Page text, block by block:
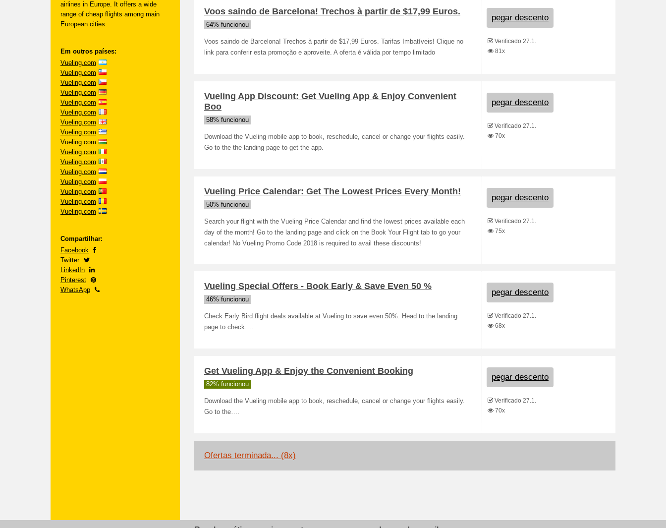
airlines in Europe. It offers a wide
range of cheap flights among main
European cities.
Em outros países:
Vueling.com
Vueling.com
Vueling.com
Vueling.com
Vueling.com
Vueling.com
Vueling.com
Vueling.com
Vueling.com
Vueling.com
Vueling.com
Vueling.com
Vueling.com
Vueling.com
Vueling.com
Vueling.com
Compartilhar:
Facebook
Twitter
LinkedIn
Pinterest
WhatsApp
Voos saindo de Barcelona! Trechos à partir de $17,99 Euros.
64% funcionou
Voos saindo de Barcelona! Trechos à partir de $17,99 Euros. Tarifas Imbatíveis! Clique no
link para conferir esta promoção e aproveite. A oferta é válida por tempo limitado
pegar descento
Verificado 27.1.
81x
Vueling App Discount: Get Vueling App & Enjoy Convenient
Boo
58% funcionou
Download the Vueling mobile app to book, reschedule, cancel or change your flights easily.
Go to the the landing page to get the app.
pegar descento
Verificado 27.1.
70x
Vueling Price Calendar: Get The Lowest Prices Every Month!
50% funcionou
Search your flight with the Vueling Price Calendar and find the lowest prices available each
day of the month! Go to the landing page and click on the Book Your Flight tab to go your
calendar! No Vueling Promo Code 2018 is required to avail these discounts!
pegar descento
Verificado 27.1.
75x
Vueling Special Offers - Book Early & Save Even 50 %
46% funcionou
Check Early Bird flight deals available at Vueling to save even 50%. Head to the landing
page to check….
pegar descento
Verificado 27.1.
68x
Get Vueling App & Enjoy the Convenient Booking
82% funcionou
Download the Vueling mobile app to book, reschedule, cancel or change your flights easily.
Go to the….
pegar descento
Verificado 27.1.
70x
Ofertas terminada... (8x)